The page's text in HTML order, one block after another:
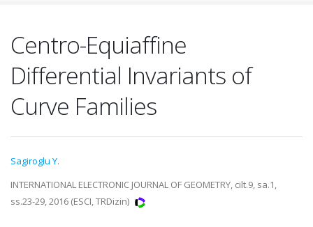
Centro-Equiaffine
Differential Invariants of
Curve Families
Sagiroglu Y.
INTERNATIONAL ELECTRONIC JOURNAL OF GEOMETRY, cilt.9, sa.1,
ss.23-29, 2016 (ESCI, TRDizin)